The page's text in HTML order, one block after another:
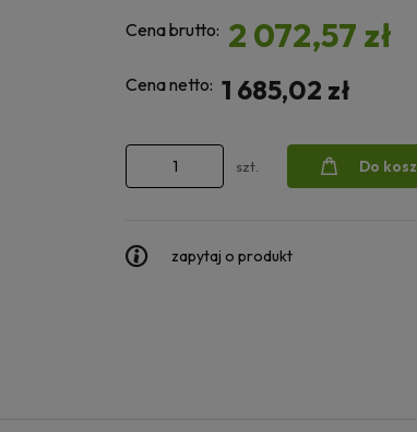
Cena brutto: 2 072,57 zł
Cena netto: 1 685,02 zł
szt. Do
zapytaj o produkt